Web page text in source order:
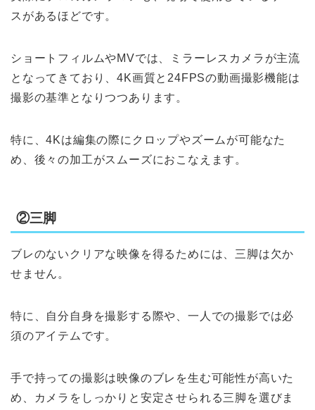
スがあるほどです。
ショートフィルムやMVでは、ミラーレスカメラが主流
となってきており、4K画質と24FPSの動画撮影機能は
撮影の基準となりつつあります。
特に、4Kは編集の際にクロップやズームが可能なた
め、後々の加工がスムーズにおこなえます。
②三脚
ブレのないクリアな映像を得るためには、三脚は欠か
せません。
特に、自分自身を撮影する際や、一人での撮影では必
須のアイテムです。
手で持っての撮影は映像のブレを生む可能性が高いた
め、カメラをしっかりと安定させられる三脚を選びま